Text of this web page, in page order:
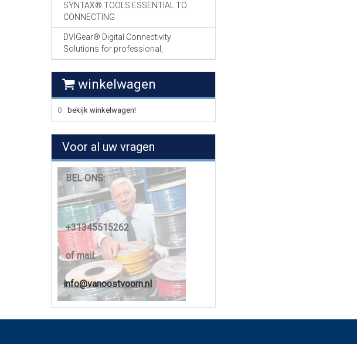
SYNTAX® TOOLS ESSENTIAL TO
CONNECTING
DVIGear® Digital Connectivity
Solutions for professional,
winkelwagen
0 bekijk winkelwagen!
Voor al uw vragen
BEL ONS:
+31345515262
of mail:
info@vanoostvoorn.nl